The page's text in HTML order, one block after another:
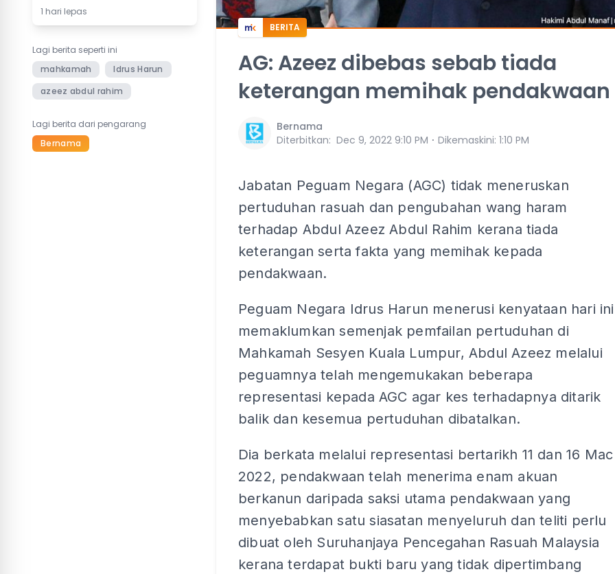
1 hari lepas
Lagi berita seperti ini
mahkamah
Idrus Harun
azeez abdul rahim
Lagi berita dari pengarang
Bernama
BERITA
AG: Azeez dibebas sebab tiada
keterangan memihak pendakwaan
Bernama
Diterbitkan: Dec 9, 2022 9:10 PM ⋅ Dikemaskini: 1:10 PM
Jabatan Peguam Negara (AGC) tidak meneruskan
pertuduhan rasuah dan pengubahan wang haram
terhadap Abdul Azeez Abdul Rahim kerana tiada
keterangan serta fakta yang memihak kepada
pendakwaan.
Peguam Negara Idrus Harun menerusi kenyataan hari ini
memaklumkan semenjak pemfailan pertuduhan di
Mahkamah Sesyen Kuala Lumpur, Abdul Azeez melalui
peguamnya telah mengemukakan beberapa
representasi kepada AGC agar kes terhadapnya ditarik
balik dan kesemua pertuduhan dibatalkan.
Dia berkata melalui representasi bertarikh 11 dan 16 Mac
2022, pendakwaan telah menerima enam akuan
berkanun daripada saksi utama pendakwaan yang
menyebabkan satu siasatan menyeluruh dan teliti perlu
dibuat oleh Suruhanjaya Pencegahan Rasuah Malaysia
kerana terdapat bukti baru yang tidak dipertimbang